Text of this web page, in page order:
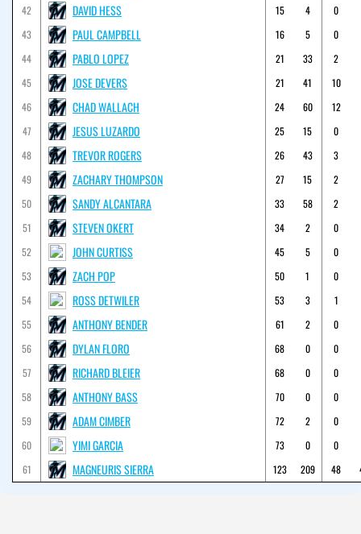
42
DAVID HESS 15 4
0
43
PAUL CAMPBELL 16 5
0
44
PABLO LOPEZ 21 33
2
45
JOSE DEVERS 21 41
10
46
CHAD WALLACH 24 60
12
47
JESUS LUZARDO 25 15
0
48
TREVOR ROGERS 26 43
3
49
ZACHARY THOMPSON 27 15
2
50
SANDY ALCANTARA 33 58
2
51
STEVEN OKERT 34 2
0
52
JOHN CURTISS 45 5
0
53
ZACH POP 50 1
0
54
ROSS DETWILER 53 3
1
55
ANTHONY BENDER 61 2
0
56
DYLAN FLORO 68 0
0
57
RICHARD BLEIER 68 0
0
58
ANTHONY BASS 70 0
0
59
ADAM CIMBER 72 2
0
60
YIMI GARCIA 73 0
0
61
MAGNEURIS SIERRA 123 209 48